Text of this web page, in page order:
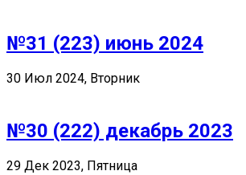
№31 (223) июнь 2024
30 Июл 2024, Вторник
№30 (222) декабрь 2023
29 Дек 2023, Пятница